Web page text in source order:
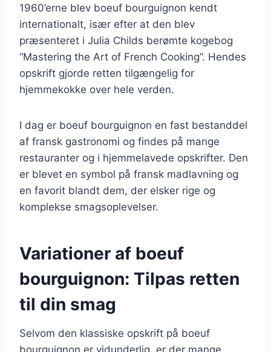
1960’erne blev boeuf bourguignon kendt
internationalt, især efter at den blev
præsenteret i Julia Childs berømte kogebog
“Mastering the Art of French Cooking”. Hendes
opskrift gjorde retten tilgængelig for
hjemmekokke over hele verden.
I dag er boeuf bourguignon en fast bestanddel
af fransk gastronomi og findes på mange
restauranter og i hjemmelavede opskrifter. Den
er blevet en symbol på fransk madlavning og
en favorit blandt dem, der elsker rige og
komplekse smagsoplevelser.
Variationer af boeuf
bourguignon: Tilpas retten
til din smag
Selvom den klassiske opskrift på boeuf
bourguignon er vidunderlig, er der mange